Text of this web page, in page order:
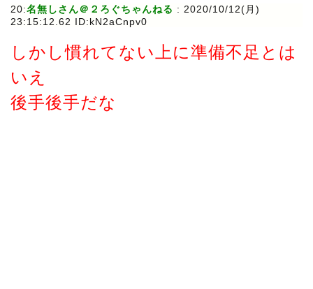
20:名無しさん＠２ろぐちゃんねる : 2020/10/12(月)
23:15:12.62 ID:kN2aCnpv0
しかし慣れてない上に準備不足とは
いえ
後手後手だな